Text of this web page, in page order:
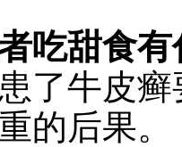
吃甜食有
了牛皮
的后果。